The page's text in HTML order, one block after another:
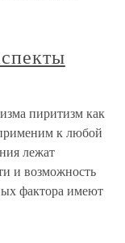
пиритизм как
к любой
лежат
и возможность
фактора имеют